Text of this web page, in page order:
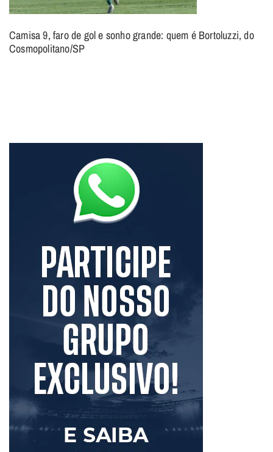
Camisa 9, faro de gol e sonho grande: quem é Bortoluzzi, do
Cosmopolitano/SP